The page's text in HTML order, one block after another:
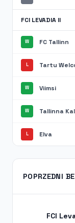
FCI LEVADIA II
W FC Tallinn
L Tartu
W Viimsi
W Tallinna
L Elva
POPRZEDNI
FCI